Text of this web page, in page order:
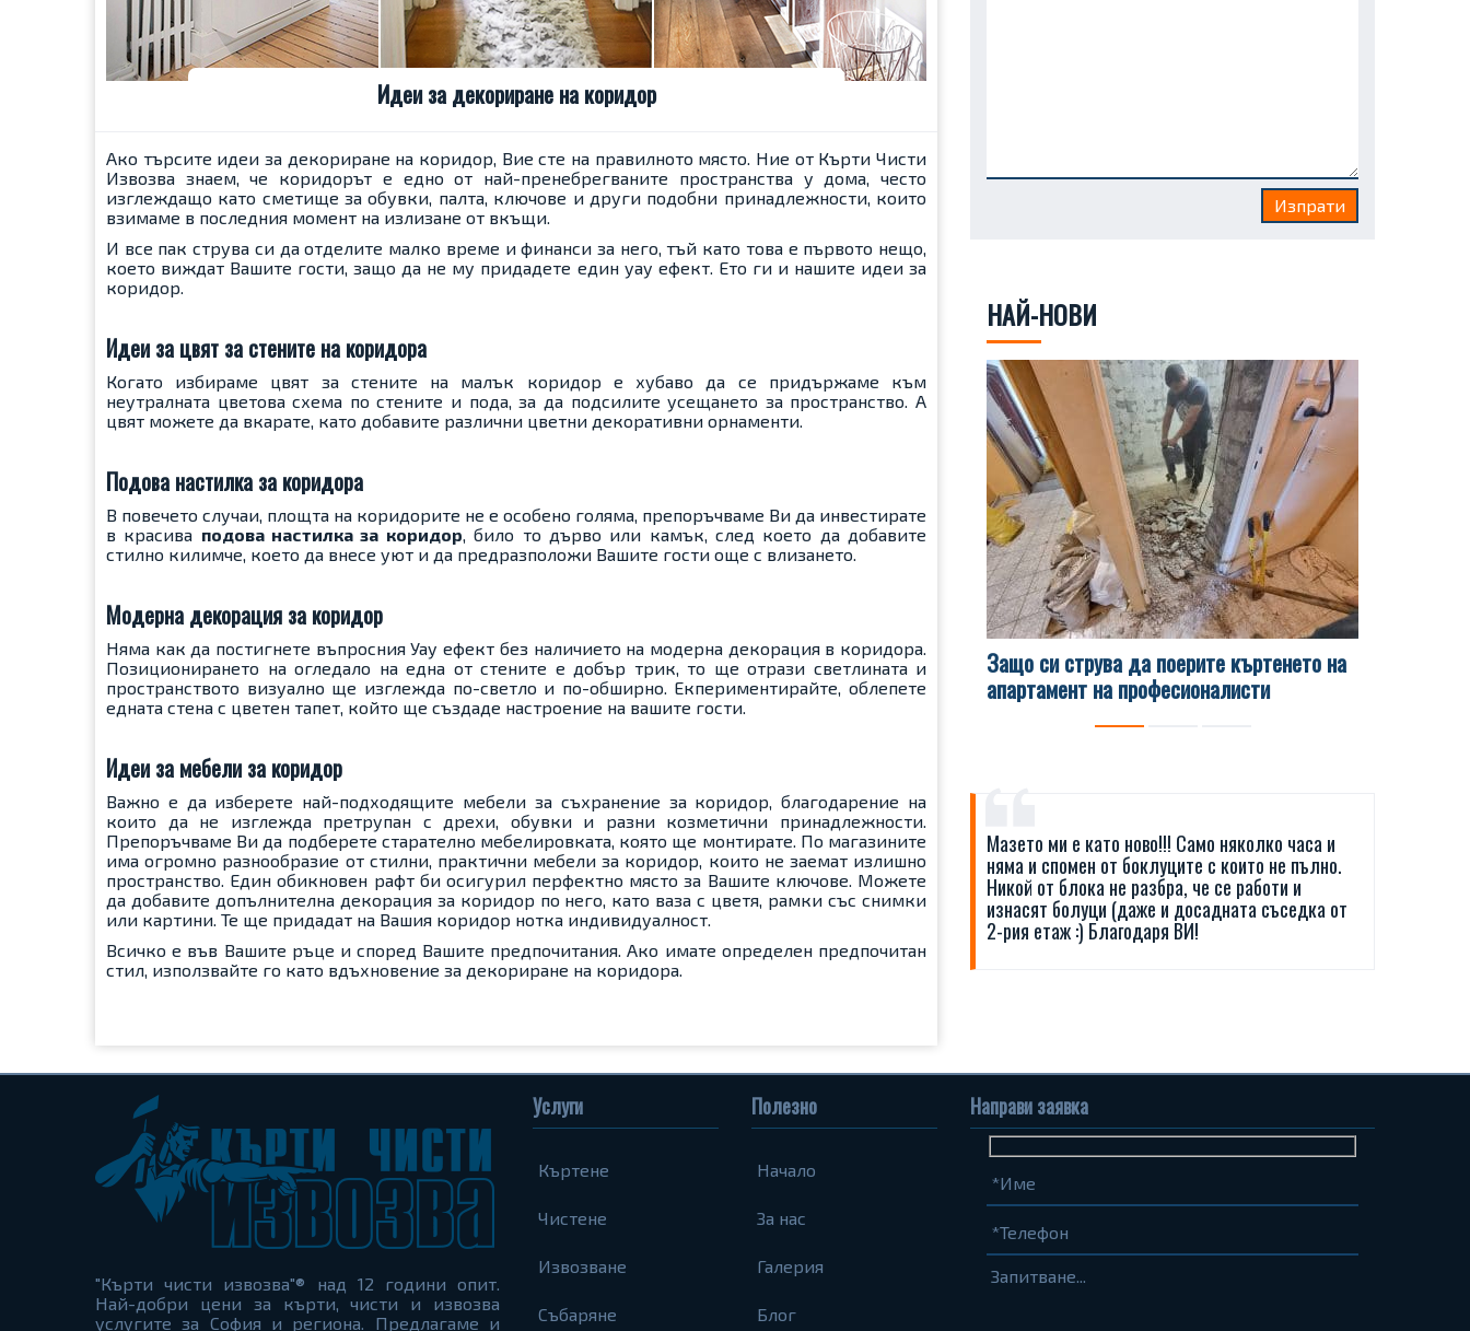
Идеи за декориране на коридор
Ако търсите идеи за декориране на коридор, Вие сте на правилното място. Ние от Кърти Чисти
Извозва знаем, че коридорът е едно от най-пренебрегваните пространства у дома, често
изглеждащо като сметище за обувки, палта, ключове и други подобни принадлежности, които
взимаме в последния момент на излизане от вкъщи.
И все пак струва си да отделите малко време и финанси за него, тъй като това е първото нещо,
което виждат Вашите гости, защо да не му придадете един уау ефект. Ето ги и нашите идеи за
коридор.
Идеи за цвят за стените на коридора
Когато избираме цвят за стените на малък коридор е хубаво да се придържаме към
неутралната цветова схема по стените и пода, за да подсилите усещането за пространство. А
цвят можете да вкарате, като добавите различни цветни декоративни орнаменти.
Подова настилка за коридора
В повечето случаи, площта на коридорите не е особено голяма, препоръчваме Ви да инвестирате
в красива подова настилка за коридор, било то дърво или камък, след което да добавите
стилно килимче, което да внесе уют и да предразположи Вашите гости още с влизането.
Модерна декорация за коридор
Няма как да постигнете въпросния Уау ефект без наличието на модерна декорация в коридора.
Позиционирането на огледало на една от стените е добър трик, то ще отрази светлината и
пространството визуално ще изглежда по-светло и по-обширно. Екпериментирайте, облепете
едната стена с цветен тапет, който ще създаде настроение на вашите гости.
Идеи за мебели за коридор
Важно е да изберете най-подходящите мебели за съхранение за коридор, благодарение на
които да не изглежда претрупан с дрехи, обувки и разни козметични принадлежности.
Препоръчваме Ви да подберете старателно мебелировката, която ще монтирате. По магазините
има огромно разнообразие от стилни, практични мебели за коридор, които не заемат излишно
пространство. Един обикновен рафт би осигурил перфектно място за Вашите ключове. Можете
да добавите допълнителна декорация за коридор по него, като ваза с цветя, рамки със снимки
или картини. Те ще придадат на Вашия коридор нотка индивидуалност.
Всичко е във Вашите ръце и според Вашите предпочитания. Ако имате определен предпочитан
стил, използвайте го като вдъхновение за декориране на коридора.
НАЙ-НОВИ
Защо си струва да поерите къртенето на
апартамент на професионалисти
Мазето ми е като ново!!! Само няколко часа и
няма и спомен от боклуците с които не пълно.
Никой от блока не разбра, че се работи и
изнасят болуци (даже и досадната съседка от
2-рия етаж :) Благодаря ВИ!
"Кърти чисти извозва"® над 12 години опит.
Най-добри цени за кърти, чисти и извозва
услугите за София и региона. Предлагаме и
Услуги
Къртене
Чистене
Извозване
Събаряне
Полезно
Начало
За нас
Галерия
Блог
Направи заявка
Име
(задължително)
Телефон
(задължително)
Запитване...